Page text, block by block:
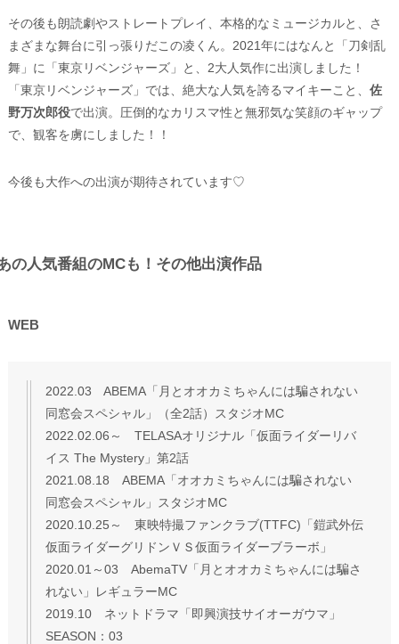
その後も朗読劇やストレートプレイ、本格的なミュージカルと、さ
まざまな舞台に引っ張りだこの凌くん。2021年にはなんと「刀剣乱
舞」に「東京リベンジャーズ」と、2大人気作に出演しました！
「東京リベンジャーズ」では、絶大な人気を誇るマイキーこと、 佐
野万次郎役で出演。圧倒的なカリスマ性と無邪気な笑顔のギャップ
で、観客を虜にしました！！
今後も大作への出演が期待されています♡
の人気番組のMCも！その他出演作品
WEB
2022.03 ABEMA「月とオオカミちゃんには騙されない
同窓会スペシャル」（全2話）スタジオMC
2022.02.06～ TELASAオリジナル「仮面ライダーリバ
イス The Mystery」第2話
2021.08.18 ABEMA「オオカミちゃんには騙されない
同窓会スペシャル」スタジオMC
2020.10.25～ 東映特撮ファンクラブ(TTFC)「鎧武外伝
仮面ライダーグリドンＶＳ仮面ライダーブラーボ」
2020.01～03 AbemaTV「月とオオカミちゃんには騙さ
れない」レギュラーMC
2019.10 ネットドラマ「即興演技サイオーガウマ」
SEASON：03